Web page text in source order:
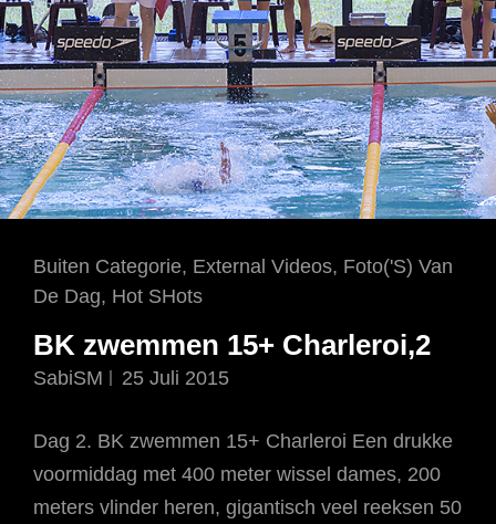
Cat
Links
Buiten Categorie, External Videos, Foto('s) Van
De Dag, Hot SHots
BK zwemmen 15+ Charleroi,2
SabiSM 25 Juli 2015
Dag 2. BK zwemmen 15+ Charleroi Een drukke
voormiddag met 400 meter wissel dames, 200
meters vlinder heren, gigantisch veel reeksen 50